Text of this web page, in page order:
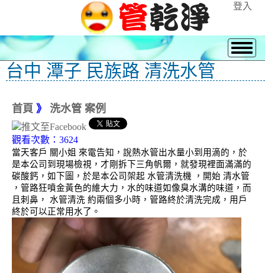
登入
台中 潭子 民族路 清洗水管
首頁 》 洗水管 案例
觀看次數：3624
當天客戶 關小姐 來電告知，說熱水管出水量小到用滴的，於
是本公司到現場檢視，才剛拆下三角帆爾，就發現裡面滿滿的
碳酸鈣，如下圖，於是本公司架起 水管清洗機 ，開始 清水管
，管路狂噴金黃色的維大力，水的味道如像臭水溝的味道，而
且刺鼻， 水管清洗 約兩個多小時，管路終於清洗完成，用戶
終於可以正常用水了。